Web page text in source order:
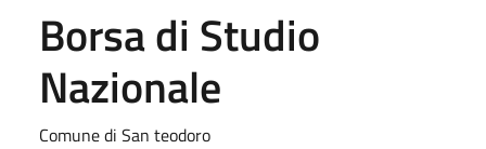
Borsa di Studio
Nazionale
Comune di San teodoro